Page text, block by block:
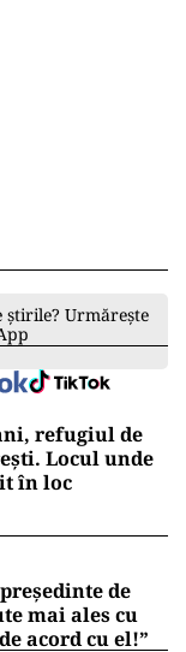
Urmărește
refugiul de
Locul unde
în loc
de
mai ales cu
acord cu el!”